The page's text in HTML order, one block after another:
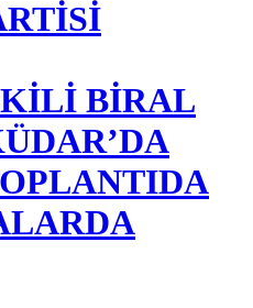
BİRAL